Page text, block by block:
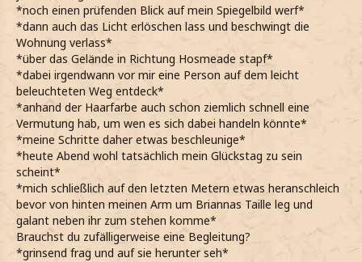
*noch einen prüfenden Blick auf mein Spiegelbild werf*
*dann auch das Licht erlöschen lass und beschwingt die
Wohnung verlass*
*über das Gelände in Richtung Hosmeade stapf*
*dabei irgendwann vor mir eine Person auf dem leicht
beleuchteten Weg entdeck*
*anhand der Haarfarbe auch schon ziemlich schnell eine
Vermutung hab, um wen es sich dabei handeln könnte*
*meine Schritte daher etwas beschleunige*
*heute Abend wohl tatsächlich mein Glückstag zu sein
scheint*
*mich schließlich auf den letzten Metern etwas heranschleich
bevor von hinten meinen Arm um Briannas Taille leg und
galant neben ihr zum stehen komme*
Brauchst du zufälligerweise eine Begleitung?
*grinsend frag und auf sie herunter seh*